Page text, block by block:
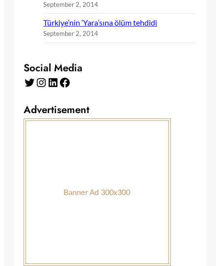
September 2, 2014
Türkiye’nin ‘Yara’sına ölüm tehdidi
September 2, 2014
Social Media
Twitter Instagram LinkedIn Facebook
Advertisement